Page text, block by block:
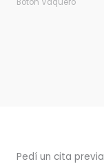
Pedí un cita